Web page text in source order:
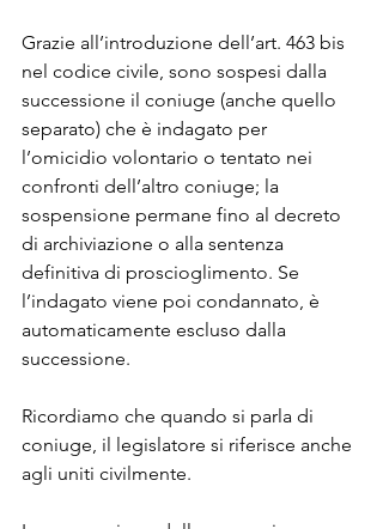
Grazie all’introduzione dell’art. 463 bis
nel codice civile, sono sospesi dalla
successione il coniuge (anche quello
separato) che è indagato per
l’omicidio volontario o tentato nei
confronti dell’altro coniuge; la
sospensione permane fino al decreto
di archiviazione o alla sentenza
definitiva di proscioglimento. Se
l’indagato viene poi condannato, è
automaticamente escluso dalla
successione.
Ricordiamo che quando si parla di
coniuge, il legislatore si riferisce anche
agli uniti civilmente.